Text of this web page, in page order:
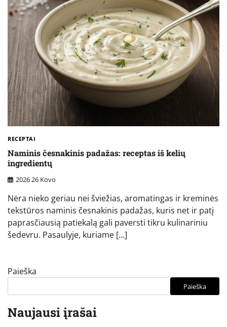
RECEPTAI
Naminis česnakinis padažas: receptas iš kelių
ingredientų
2026 26 Kovo
Nėra nieko geriau nei šviežias, aromatingas ir kreminės
tekstūros naminis česnakinis padažas, kuris net ir patį
paprasčiausią patiekalą gali paversti tikru kulinariniu
šedevru. Pasaulyje, kuriame […]
Paieška
Paieška
Naujausi įrašai